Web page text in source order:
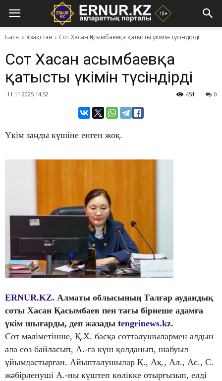
Басы Қазақстан Сот Хасан Қасымбаевқа қатысты үкімін түсіндірді
Сот Хасан Қасымбаевқа
қатысты үкімін түсіндірді
11.11.2025 14:52 0
451
Үкім заңды күшіне енген жоқ.
ERNUR.KZ. Алматы облысының Талғар аудандық
соты Хасан Қасымбаев пен тағы бірнеше адамға
үкім шығарды, деп жазады tengrinews.kz.
Сот мәліметінше, Қ.Х. басқа сотталушылармен алдын
ала сөз байласып, А.-ға күш қолданып, шабуыл
ұйымдастырған. Айыпталушылар Қ., Ақ., Ал., Ас., С.
жәбірленуші А.-ны күштеп көлікке отырғызып, елді